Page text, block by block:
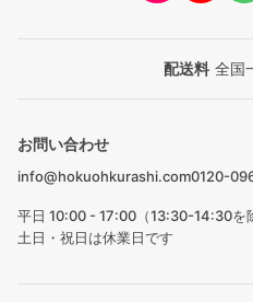
配送料 全国
お問い合わせ
info@hokuohkurashi.com0120-
平日 10:00 - 17:00（13:30-14:30を
土日・祝日は休業日です